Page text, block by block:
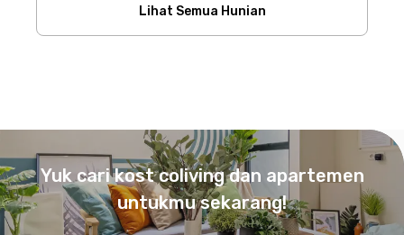
Lihat Semua Hunian
Yuk cari kost coliving dan apartemen
untukmu sekarang!